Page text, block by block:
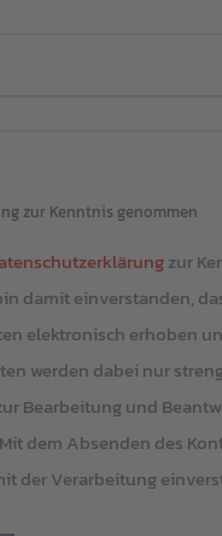
zur Kenntnis genommen
zur
damit einverstanden,
elektronisch erhoben
werden dabei nur
Bearbeitung und
dem Absenden des
der Verarbeitung